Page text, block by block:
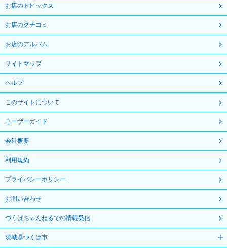
お店のトピックス
お店のクチコミ
お店のアルバム
サイトマップ
ヘルプ
このサイトについて
ユーザーガイド
会社概要
利用規約
プライバシーポリシー
お問い合わせ
つくばちゃんねるでの情報発信
茨城県つくば市